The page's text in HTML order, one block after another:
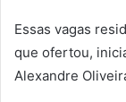
Essas vagas
que ofertou,
Alexandre